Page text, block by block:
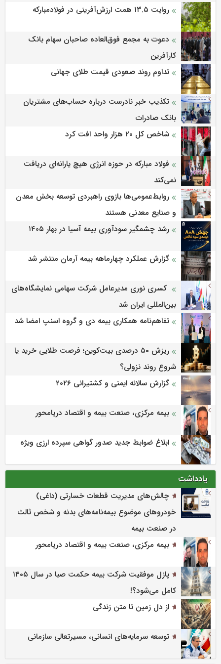
روایت ۱۳.۵ همت ارزش‌آفرینی در فولادمبارکه
دعوت به مجمع فوق‌العاده صاحبان سهام بانک
کارآفرین
تداوم روند صعودی قیمت طلای جهانی
تکذیب خبر نادرست درباره حساب‌های مشتریان
بانک صادرات
شاخص کل ۲۰ هزار واحد افت کرد
فولاد مبارکه در حوزه انرژی هیچ یارانه‌ای دریافت
نمی‌کند
روابط‌‌عمومی‌ها بازوی راهبردی توسعه بخش معدن
و صنایع معدنی هستند
رشد چشمگیر سودآوری بیمه آسیا در بهار ۱۴۰۵
گزارش عملکرد چهارماهه بیمه آرمان منتشر شد
کسری نوری مدیرعامل شرکت سهامی نمایشگاه‌های
بین‌المللی ایران شد
تفاهم‌نامه همکاری بیمه دی و گروه اسنپ امضا شد
ریزش ۵۰ درصدی بیت‌کوین؛ فرصت طلایی خرید یا
شروع روند نزولی؟
گزارش سالانه ایمنی و كشتیرانی ۲۰۲۶
بیمه مرکزی، صنعت بیمه و اقتصاد دریامحور
ابلاغ ضوابط جدید صدور گواهی سپرده ارزی ویژه
یادداشت
چالش‌های مدیریت قطعات خسارتی (داغی)
خودروهای موضوع بیمه‌نامه‌های بدنه و شخص ثالث
در صنعت بیمه
بیمه مرکزی، صنعت بیمه و اقتصاد دریامحور
پازل موفقیت شرکت بیمه حکمت صبا در سال ۱۴۰۵
کامل می‌شود؟!
از دل زمین تا متن زندگی
توسعه سرمایه‌های انسانی، مسیرتعالی سازمانی